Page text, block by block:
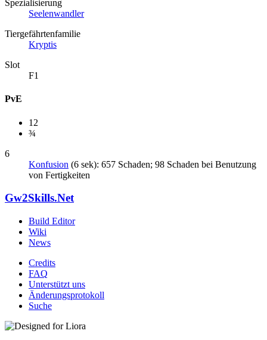
Spezialisierung
Seelenwandler
Tiergefährtenfamilie
Kryptis
Slot
F1
PvE
12
¾
6
Konfusion (6 sek): 657 Schaden; 98 Schaden bei Benutzung
von Fertigkeiten
Gw2Skills.Net
Build Editor
Wiki
News
Credits
FAQ
Unterstützt uns
Änderungsprotokoll
Suche